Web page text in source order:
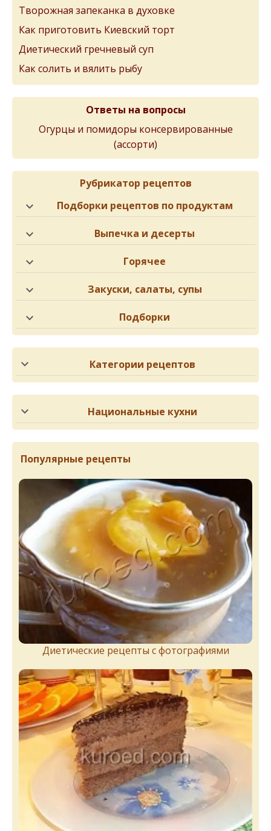
Творожная запеканка в духовке
Как приготовить Киевский торт
Диетический гречневый суп
Как солить и вялить рыбу
Ответы на вопросы
Огурцы и помидоры консервированные
(ассорти)
Рубрикатор рецептов
Подборки рецептов по продуктам
Выпечка и десерты
Горячее
Закуски, салаты, супы
Подборки
Категории рецептов
Национальные кухни
Популярные рецепты
Диетические рецепты с фотографиями